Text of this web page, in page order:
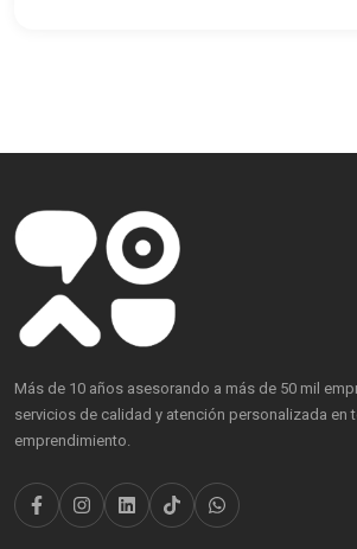
Más de 10 años asesorando a más de 50 mil
servicios de calidad y atención personalizada en
emprendimiento.